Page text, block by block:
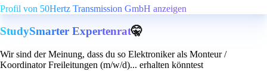
Profil von 50Hertz Transmission GmbH anzeigen
StudySmarter Expertenrat🤫
Wir sind der Meinung, dass du so Elektroniker als Monteur /
Koordinator Freileitungen (m/w/d)... erhalten könntest